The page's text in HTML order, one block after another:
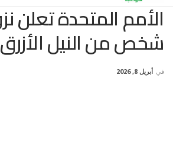
شخص من النيل الأزرق
في أبريل 8, 2026